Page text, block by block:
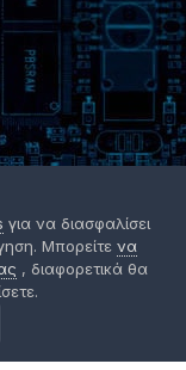
για να διασφαλίσει
Μπορείτε να
, διαφορετικά θα